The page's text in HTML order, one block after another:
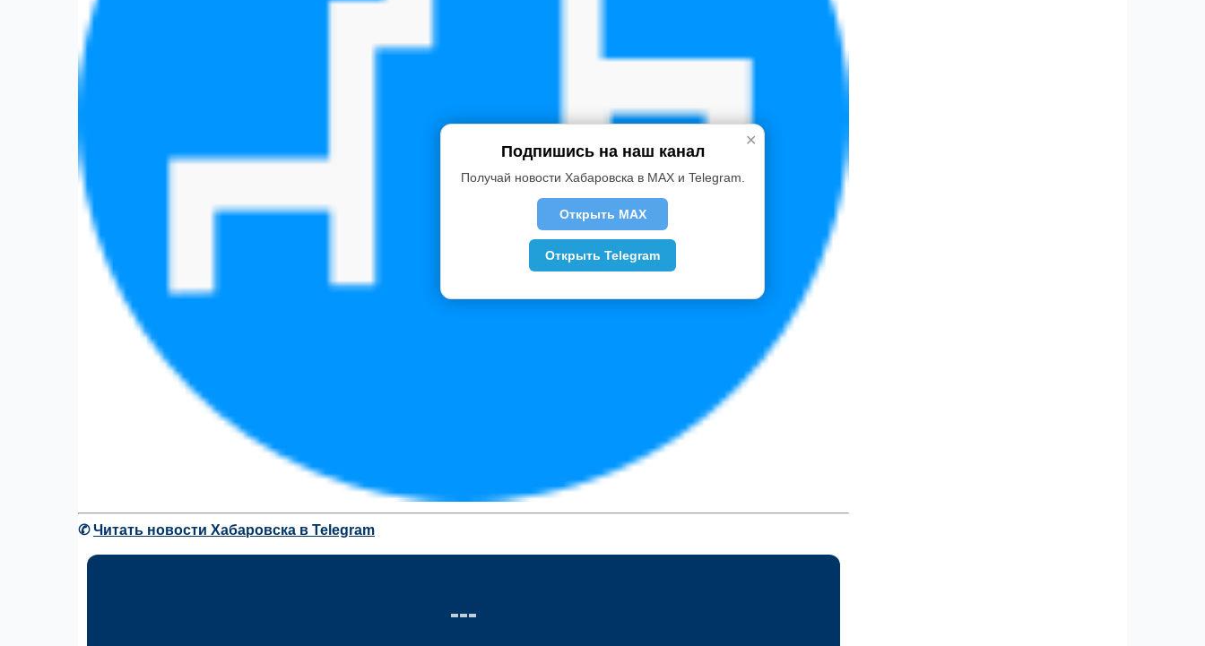
✆Читать новости Хабаровска в Telegram
✕
Подпишись на наш канал
Получай новости Хабаровска в MAX и Telegram.
Открыть MAX
Открыть Telegram